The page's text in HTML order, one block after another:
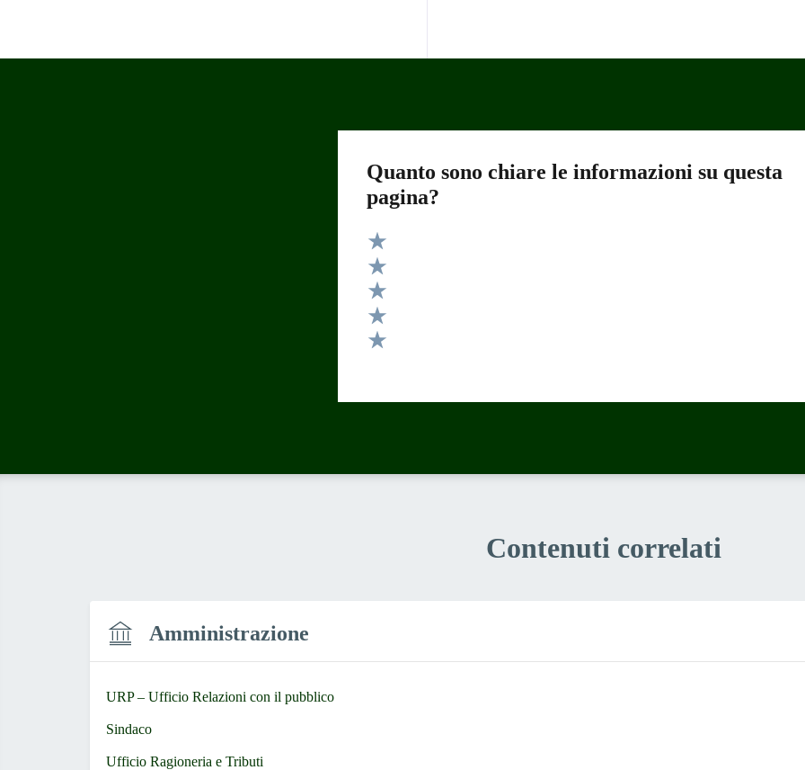
Quanto sono chiare le informazioni su questa
pagina?
Valuta 5 stelle su 5
Valuta 4 stelle su 5
Valuta 3 stelle su 5
Valuta 2 stelle su 5
Contenuti correlati
Amministrazione
URP – Ufficio Relazioni con il pubblico
Sindaco
Ufficio Ragioneria e Tributi